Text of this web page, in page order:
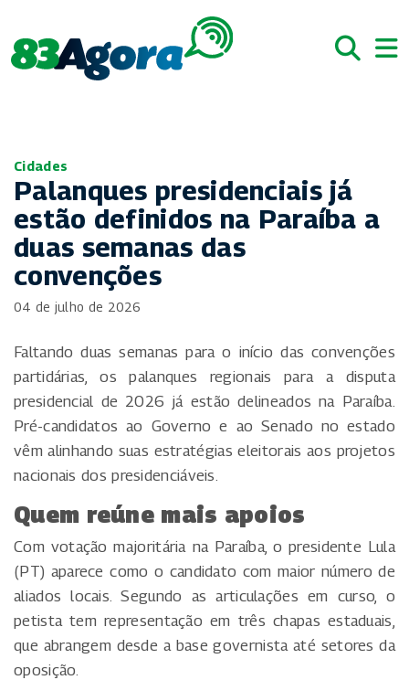
Cidades
Palanques presidenciais já
estão definidos na Paraíba a
duas semanas das
convenções
04 de julho de 2026
Faltando duas semanas para o início das convenções
partidárias, os palanques regionais para a disputa
presidencial de 2026 já estão delineados na Paraíba.
Pré-candidatos ao Governo e ao Senado no estado
vêm alinhando suas estratégias eleitorais aos projetos
nacionais dos presidenciáveis.
Quem reúne mais apoios
Com votação majoritária na Paraíba, o presidente Lula
(PT) aparece como o candidato com maior número de
aliados locais. Segundo as articulações em curso, o
petista tem representação em três chapas estaduais,
que abrangem desde a base governista até setores da
oposição.